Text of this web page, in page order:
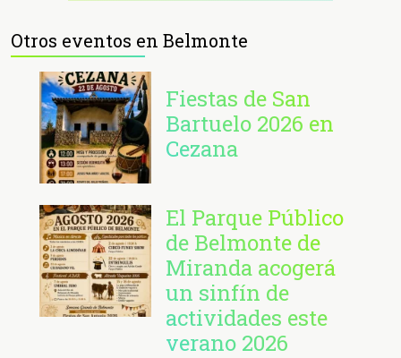
Otros eventos en Belmonte
Fiestas de San
Bartuelo 2026 en
Cezana
El Parque Público
de Belmonte de
Miranda acogerá
un sinfín de
actividades este
verano 2026